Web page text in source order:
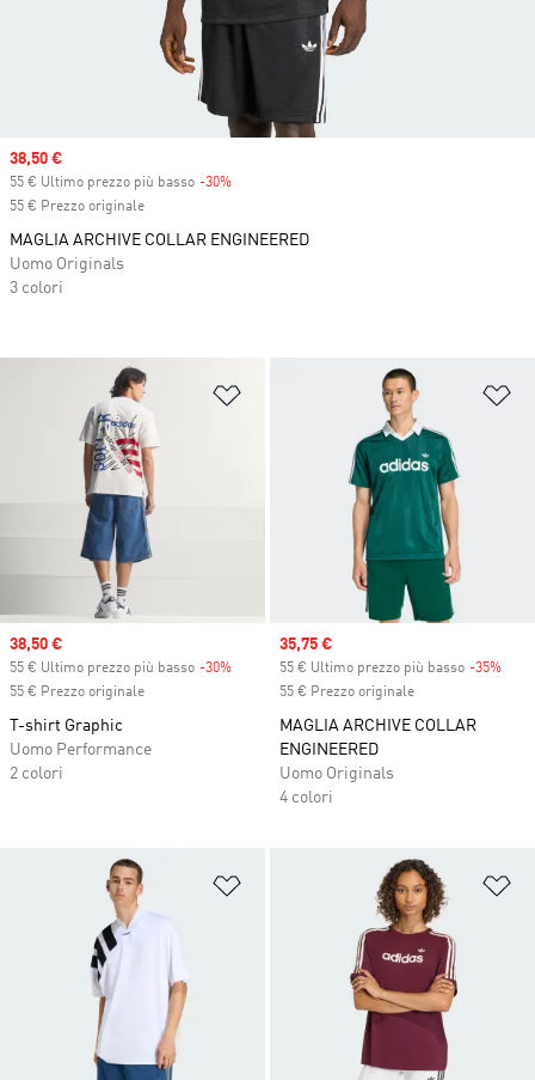
Aggiungi alla lista dei desideri
Sale price
38,50 €
55 € Ultimo prezzo più basso -30% Discount
55 € Prezzo originale
T-shirt Graphic
Uomo Performance
2 colori
Sale price
35,75 €
55 € Ultimo prezzo più basso -35%
55 € Prezzo originale
MAGLIA ARCHIVE COLLAR
ENGINEERED
Uomo Originals
4 colori
Aggiungi alla lista dei desideri
Sale price
38,50 €
55 € Ultimo prezzo più basso -30%
55 € Prezzo originale
MAGLIA ARCHIVE COLLAR ENGINEERED
Uomo Originals
3 colori